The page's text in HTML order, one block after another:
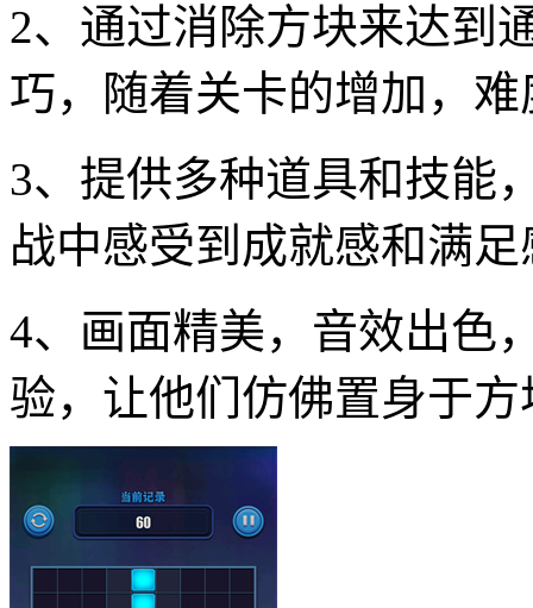
2、通过消除方块来达到
巧，随着关卡的增加，
3、提供多种道具和技能
战中感受到成就感和满足
4、画面精美，音效出色
验，让他们仿佛置身于